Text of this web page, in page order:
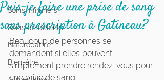
Soins infirmiers
Soins de détente
Naturopathie
Bien-être
Puis-je faire une prise de sang
sans prescription à Gatineau?
Beaucoup de personnes se
demandent si elles peuvent
simplement prendre rendez-vous pour
une prise de sang.